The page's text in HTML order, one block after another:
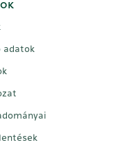
adatok